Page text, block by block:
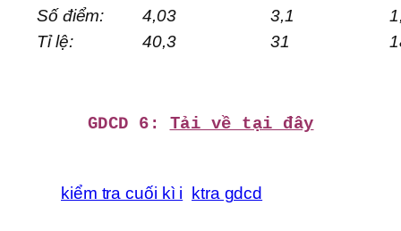
Số điểm:
4,03 3,1
Tỉ lệ:
40,3 31
GDCD 6: Tải về tại đây
kiểm tra cuối kì i ktra gdcd